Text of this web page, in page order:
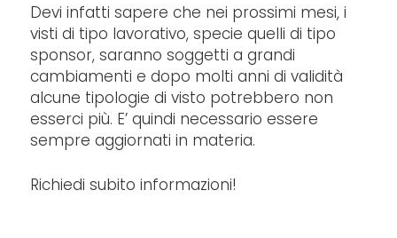
Devi infatti sapere che nei prossimi mesi, i
visti di tipo lavorativo, specie quelli di tipo
sponsor, saranno soggetti a grandi
cambiamenti e dopo molti anni di validità
alcune tipologie di visto potrebbero non
esserci più. E’ quindi necessario essere
sempre aggiornati in materia.
Richiedi subito informazioni!